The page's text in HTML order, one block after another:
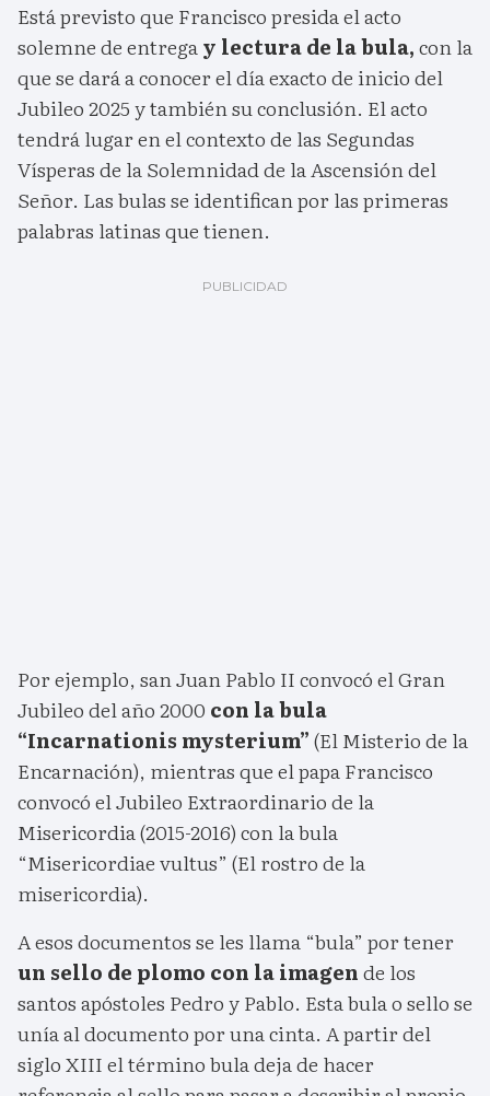
Está previsto que Francisco presida el acto
solemne de entregay lectura de la bula,con la
que se dará a conocer el día exacto de inicio del
Jubileo 2025 y también su conclusión. El acto
tendrá lugar en el contexto de las Segundas
Vísperas de la Solemnidad de la Ascensión del
Señor. Las bulas se identifican por las primeras
palabras latinas que tienen.
Por ejemplo, san Juan Pablo II convocó el Gran
Jubileo del año 2000 con la bula
“Incarnationis mysterium”(El Misterio de la
Encarnación), mientras que el papa Francisco
convocó el Jubileo Extraordinario de la
Misericordia (2015-2016) con la bula
“Misericordiae vultus” (El rostro de la
misericordia).
A esos documentos se les llama “bula” por tener
un sello de plomo con la imagende los
santos apóstoles Pedro y Pablo. Esta bula o sello se
unía al documento por una cinta. A partir del
siglo XIII el término bula deja de hacer